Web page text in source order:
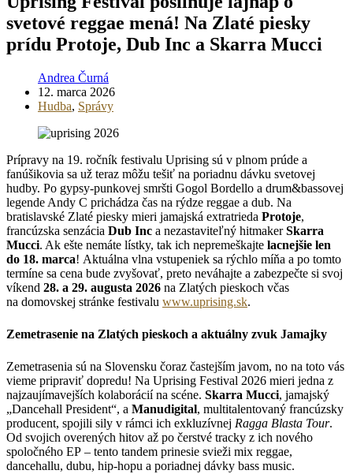
svetové reggae mená! Na Zlaté piesky
prídu Protoje, Dub Inc a Skarra Mucci
Andrea Čurná
12. marca 2026
Hudba, Správy
Prípravy na 19. ročník festivalu Uprising sú v plnom prúde a
fanúšikovia sa už teraz môžu tešiť na poriadnu dávku svetovej
hudby. Po gypsy-punkovej smršti Gogol Bordello a drum&bassovej
legende Andy C prichádza čas na rýdze reggae a dub. Na
bratislavské Zlaté piesky mieri jamajská extratrieda Protoje,
francúzska senzácia Dub Inc a nezastaviteľný hitmakerSkarra
Mucci. Ak ešte nemáte lístky, tak ich nepremeškajte lacnejšie len
do 18. marca! Aktuálna vlna vstupeniek sa rýchlo míňa a po tomto
termíne sa cena bude zvyšovať, preto neváhajte a zabezpečte si svoj
víkend 28. a 29. augusta 2026 na Zlatých pieskoch včas
na domovskej stránke festivalu www.uprising.sk.
Zemetrasenie na Zlatých pieskoch a aktuálny zvuk Jamajky
Zemetrasenia sú na Slovensku čoraz častejším javom, no na toto vás
vieme pripraviť dopredu! Na Uprising Festival 2026 mieri jedna z
najzaujímavejších kolaborácií na scéne. Skarra Mucci, jamajský
„Dancehall President“, a Manudigital, multitalentovaný francúzsky
producent, spojili sily v rámci ich exkluzívnej Ragga Blasta Tour.
Od svojich overených hitov až po čerstvé tracky z ich nového
spoločného EP – tento tandem prinesie svieži mix reggae,
dancehallu, dubu, hip-hopu a poriadnej dávky bass music.